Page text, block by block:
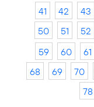
41
42 43
50
51 52
59
60 61
68
69 70
78